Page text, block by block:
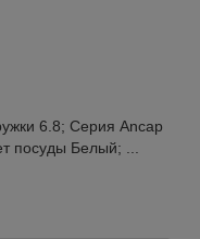
6.8; Серия Ancap
посуды Белый; ...